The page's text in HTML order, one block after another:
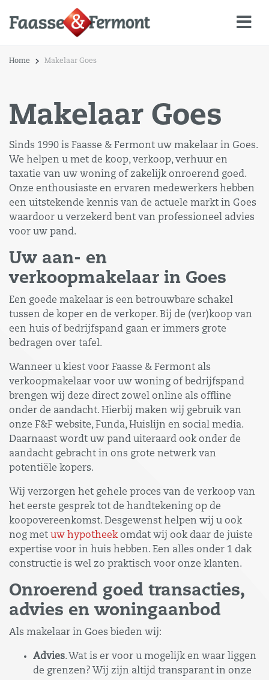
Home Makelaar Goes
Makelaar Goes
Sinds 1990 is Faasse & Fermont uw makelaar in Goes.
We helpen u met de koop, verkoop, verhuur en
taxatie van uw woning of zakelijk onroerend goed.
Onze enthousiaste en ervaren medewerkers hebben
een uitstekende kennis van de actuele markt in Goes
waardoor u verzekerd bent van professioneel advies
voor uw pand.
Uw aan- en
verkoopmakelaar in Goes
Een goede makelaar is een betrouwbare schakel
tussen de koper en de verkoper. Bij de (ver)koop van
een huis of bedrijfspand gaan er immers grote
bedragen over tafel.
Wanneer u kiest voor Faasse & Fermont als
verkoopmakelaar voor uw woning of bedrijfspand
brengen wij deze direct zowel online als offline
onder de aandacht. Hierbij maken wij gebruik van
onze F&F website, Funda, Huislijn en social media.
Daarnaast wordt uw pand uiteraard ook onder de
aandacht gebracht in ons grote netwerk van
potentiële kopers.
Wij verzorgen het gehele proces van de verkoop van
het eerste gesprek tot de handtekening op de
koopovereenkomst. Desgewenst helpen wij u ook
nog met uw hypotheekomdat wij ook daar de juiste
expertise voor in huis hebben. Een alles onder 1 dak
constructie is wel zo praktisch voor onze klanten.
Onroerend goed transacties,
advies en woningaanbod
Als makelaar in Goes bieden wij:
Advies. Wat is er voor u mogelijk en waar liggen
de grenzen? Wij zijn altijd transparant in onze